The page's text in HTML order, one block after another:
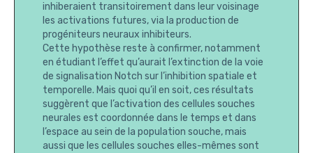
inhiberaient transitoirement dans leur voisinage
les activations futures, via la production de
progéniteurs neuraux inhibiteurs.
Cette hypothèse reste à confirmer, notamment
en étudiant l’effet qu’aurait l’extinction de la voie
de signalisation Notch sur l’inhibition spatiale et
temporelle. Mais quoi qu’il en soit, ces résultats
suggèrent que l’activation des cellules souches
neurales est coordonnée dans le temps et dans
l’espace au sein de la population souche, mais
aussi que les cellules souches elles-mêmes sont